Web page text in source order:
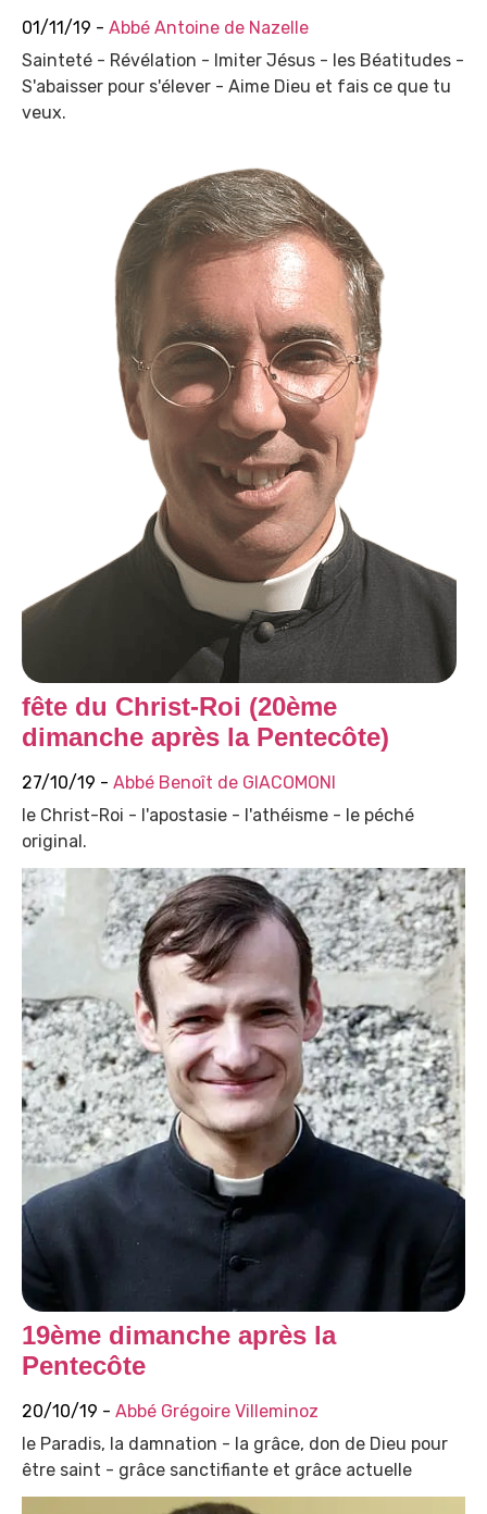
01/11/19 - Abbé Antoine de Nazelle
Sainteté - Révélation - Imiter Jésus - les Béatitudes -
S'abaisser pour s'élever - Aime Dieu et fais ce que tu
veux.
fête du Christ-Roi (20ème
dimanche après la Pentecôte)
27/10/19 - Abbé Benoît de GIACOMONI
le Christ-Roi - l'apostasie - l'athéisme - le péché
original.
19ème dimanche après la
Pentecôte
20/10/19 - Abbé Grégoire Villeminoz
le Paradis, la damnation - la grâce, don de Dieu pour
être saint - grâce sanctifiante et grâce actuelle